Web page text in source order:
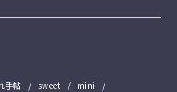
手帖 sweet
mini